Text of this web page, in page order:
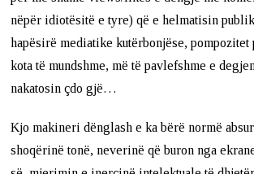
nëpër idiotësitë e tyre) që e helmatisin
hapësirë mediatike kutërbonjëse, pompozitet
kota të mundshme, më të pavlefshme e
nakatosin çdo gjë…
Kjo makineri dënglash e ka bërë normë
shoqërinë tonë, neverinë që buron nga